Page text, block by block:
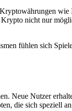
nicht nur
fühlen sich
Neue Nutzer
die sich speziell